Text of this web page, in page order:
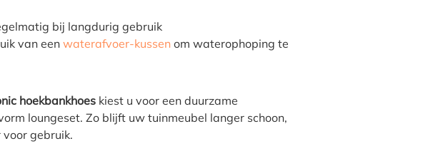
bij langdurig gebruik
van een waterafvoer-kussen om waterophoping te
hoekbankhoes kiest u voor een duurzame
loungeset. Zo blijft uw tuinmeubel langer schoon,
gebruik.